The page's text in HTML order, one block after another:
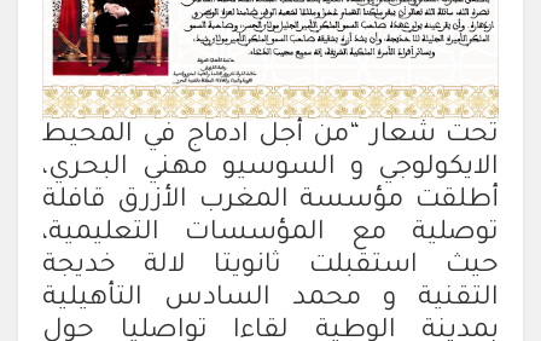
تحت شعار “من أجل ادماج في المحيط
الايكولوجي و السوسيو مهني البحري،
أطلقت مؤسسة المغرب الأزرق قافلة
توصلية مع المؤسسات التعليمية،
حيث استقبلت ثانويتا لالة خديجة
التقنية و محمد السادس التأهيلية
بمدينة الوطية لقاءا تواصليا حول